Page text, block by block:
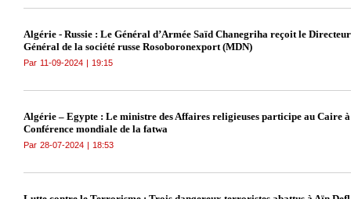
Algérie - Russie : Le Général d’Armée Saïd Chanegriha reçoit le Directeur
Général de la société russe Rosoboronexport (MDN)
Par 11-09-2024 | 19:15
Algérie – Egypte : Le ministre des Affaires religieuses participe au Caire
Conférence mondiale de la fatwa
Par 28-07-2024 | 18:53